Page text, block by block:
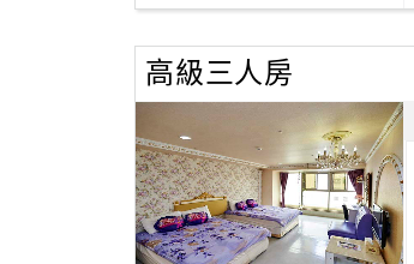
高級三人房